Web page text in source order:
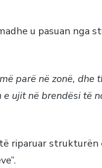
u pasuan nga
parë në zonë, dhe
ujit në brendësi të
riparuar strukturën